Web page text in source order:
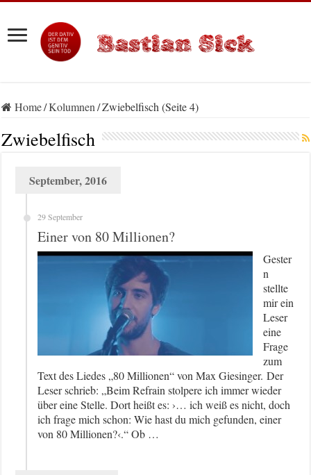
Home/Kolumnen/Zwiebelfisch (Seite 4)
Zwiebelfisch
September, 2016
29 September
Einer von 80 Millionen?
Gester
n
stellte
mir ein
Leser
eine
Frage
zum
Text des Liedes „80 Millionen“ von Max Giesinger. Der
Leser schrieb: „Beim Refrain stolpere ich immer wieder
über eine Stelle. Dort heißt es: ›… ich weiß es nicht, doch
ich frage mich schon: Wie hast du mich gefunden, einer
von 80 Millionen?‹.“ Ob …